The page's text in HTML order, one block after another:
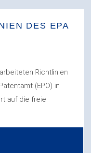
DES EPA
Richtlinien
(EPO) in
auf die freie